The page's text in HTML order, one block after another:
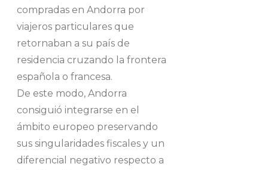
compradas en Andorra por
viajeros particulares que
retornaban a su país de
residencia cruzando la frontera
española o francesa.
De este modo, Andorra
consiguió integrarse en el
ámbito europeo preservando
sus singularidades fiscales y un
diferencial negativo respecto a